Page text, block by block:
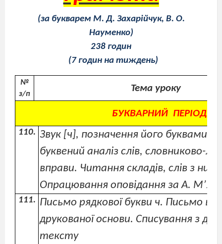
(за букварем М. Д. Захарійчук, В. О.
Науменко)
238 годин
(7 годин на тиждень)
№
з/п
Тема уроку
БУКВАРНИЙ ПЕРІОД
Звук [ч], позначення його буквами
буквений аналіз слів, словниково-
вправи. Читання складів, слів з
Опрацювання оповідання за А.
Письмо рядкової букви ч. Письмо в
друкованої основи. Списування з
тексту